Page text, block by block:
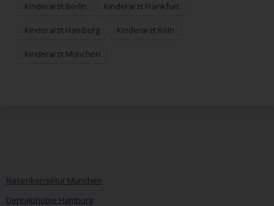
Kinderarzt Berlin Kinderarzt Frankfurt
Kinderarzt Hamburg Kinderarzt Köln
Kinderarzt München
Nasenkorrektur München
Dentalphobie Hamburg